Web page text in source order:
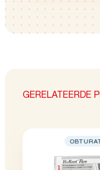
GERELATEERDE